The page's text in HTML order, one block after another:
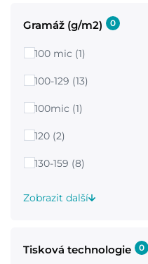
Gramáž (g/m2) 0
100 mic (1)
100-129 (13)
100mic (1)
120 (2)
130-159 (8)
Zobrazit další
Tisková technologie 0